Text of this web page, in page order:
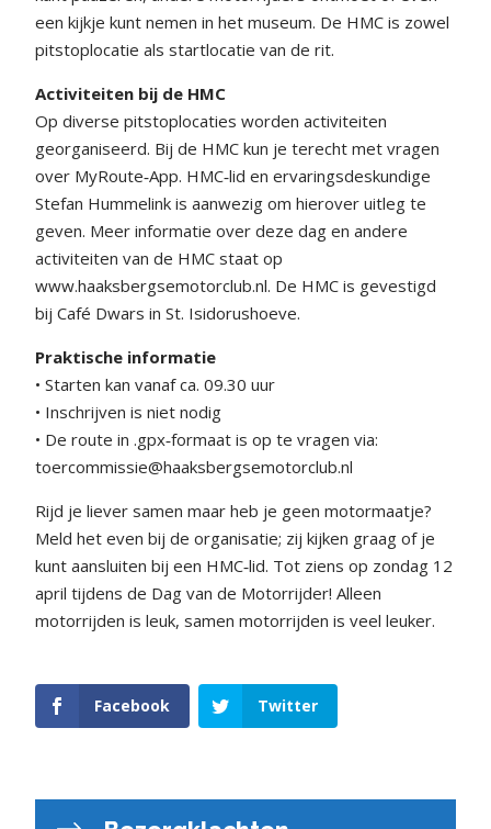
een kijkje kunt nemen in het museum. De HMC is zowel
pitstoplocatie als startlocatie van de rit.
Activiteiten bij de HMC
Op diverse pitstoplocaties worden activiteiten
georganiseerd. Bij de HMC kun je terecht met vragen
over MyRoute‑App. HMC‑lid en ervaringsdeskundige
Stefan Hummelink is aanwezig om hierover uitleg te
geven. Meer informatie over deze dag en andere
activiteiten van de HMC staat op
www.haaksbergsemotorclub.nl. De HMC is gevestigd
bij Café Dwars in St. Isidorushoeve.
Praktische informatie
• Starten kan vanaf ca. 09.30 uur
• Inschrijven is niet nodig
• De route in .gpx‑formaat is op te vragen via:
toercommissie@haaksbergsemotorclub.nl
Rijd je liever samen maar heb je geen motormaatje?
Meld het even bij de organisatie; zij kijken graag of je
kunt aansluiten bij een HMC‑lid. Tot ziens op zondag 12
april tijdens de Dag van de Motorrijder! Alleen
motorrijden is leuk, samen motorrijden is veel leuker.
Facebook Twitter